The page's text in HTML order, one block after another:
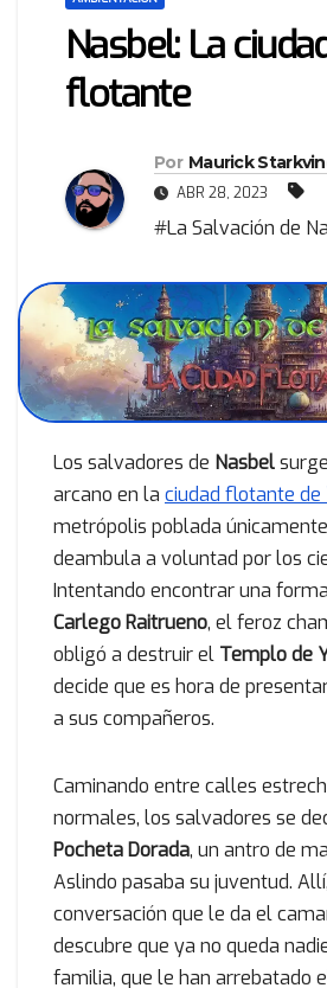
Nasbel: La
flotante
Por Maurick
ABR 28, 2023
#La Salvación de
Los salvadores de Nasbel
arcano en la ciudad flotante de
metrópolis poblada
deambula a voluntad por los
Intentando encontrar una
Carlego Raitrueno, el feroz
obligó a destruir el Templo de
decide que es hora de
a sus compañeros.
Caminando entre calles
normales, los salvadores se
Pocheta Dorada, un antro de
Aslindo pasaba su juventud.
conversación que le da el
descubre que ya no queda
familia, que le han arrebatado